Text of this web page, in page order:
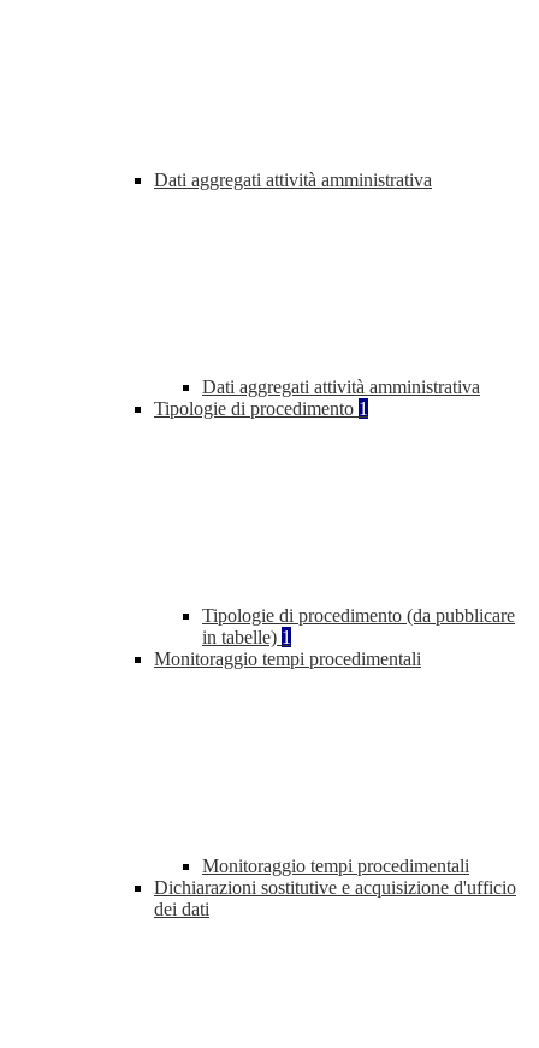
Dati aggregati attività amministrativa
Dati aggregati attività amministrativa
Tipologie di procedimento 1
Tipologie di procedimento (da pubblicare
in tabelle) 1
Monitoraggio tempi procedimentali
Monitoraggio tempi procedimentali
Dichiarazioni sostitutive e acquisizione d'ufficio
dei dati